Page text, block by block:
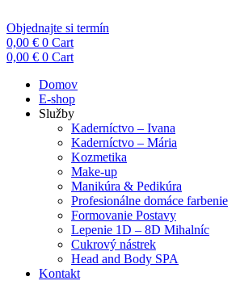
Objednajte si termín
0,00 € 0 Cart
0,00 € 0 Cart
Domov
E-shop
Služby
Kaderníctvo – Ivana
Kaderníctvo – Mária
Kozmetika
Make-up
Manikúra & Pedikúra
Profesionálne domáce farbenie
Formovanie Postavy
Lepenie 1D – 8D Mihalníc
Cukrový nástrek
Head and Body SPA
Kontakt